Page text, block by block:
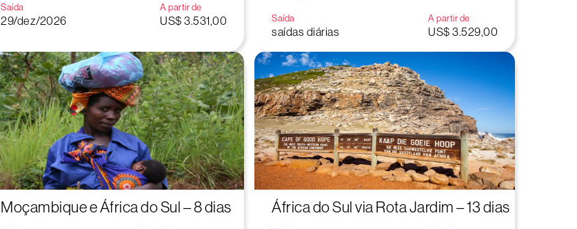
Saída
29/dez/2026
A partir de
US$ 3.531,00 Saída
saídas diárias
A partir de
US$ 3.529,00
Moçambique e África do Sul – 8 dias África do Sul via Rota Jardim – 13 dias